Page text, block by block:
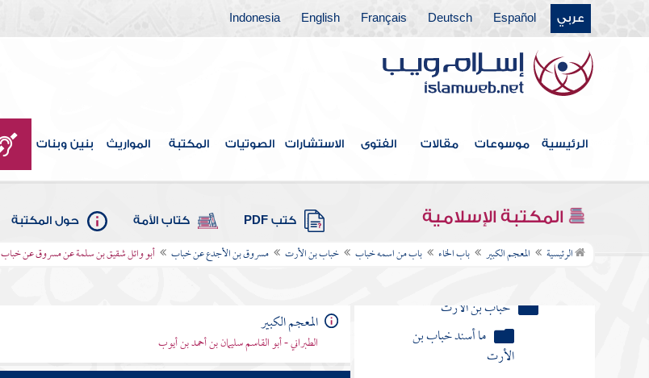
عربي Español
Deutsch
Français
English
Indonesia
الرئيسية موسوعات مقالات الفتوى الاستشارات الصوتيات المكتبة المواريث بنين وبنات
المكتبة الإسلامية كتب PDF كتاب الأمة حول المكتبة
الرئيسية المعجم الكبير باب الخاء باب من اسمه خباب خباب بن الأرت مسروق بن الأجدع عن خباب أبو وائل شقيق بن سلمة عن مسروق عن خباب
باب الألف
باب الباء
باب التاء
باب الثاء
باب الجيم
باب الحاء
باب الخاء
خباب بن الأرت
ما أسند خباب بن
الأرت
المعجم الكبير
الطبراني - أبو القاسم سليمان بن أحمد بن أيوب